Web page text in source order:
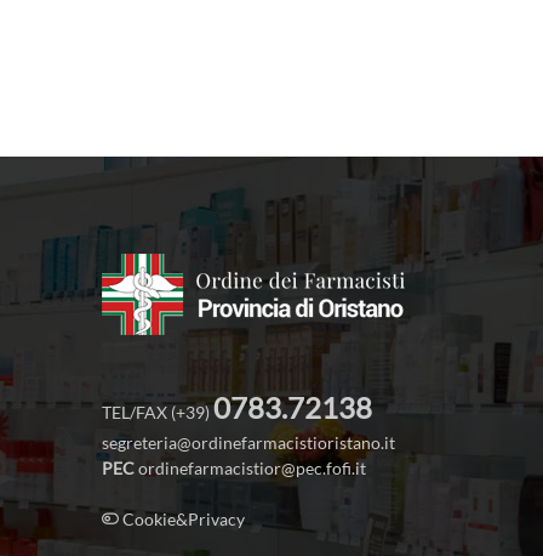
TEL/FAX (+39)0783.72138
segreteria@ordinefarmacistioristano.it
PECordinefarmacistior@pec.fofi.it
Cookie&Privacy